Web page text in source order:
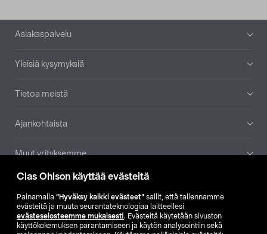
Clas Ohlson käyttää evästeitä
Painamalla ”Hyväksy kaikki evästeet” sallit, että tallennamme
evästeitä ja muuta seurantateknologiaa laitteellesi
evästeselosteemme mukaisesti. Evästeitä käytetään sivuston
käyttökokemuksen parantamiseen ja käytön analysointiin sekä
Alatunniste
Asiakaspalvelu
Yleisiä kysymyksiä
Tietoa meistä
Ajankohtaista
Muut yrityksemme
Etsi myymälä
SE NO FI
FI SV